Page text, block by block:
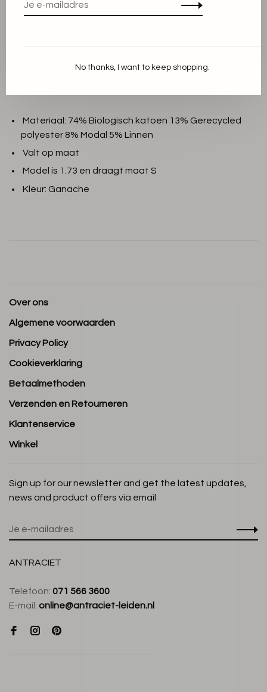
THIS PRODUCT IS AVAILABLE IN THE
Materiaal: 74% Biologisch katoen 13% Gerecycled
polyester 8% Modal 5% Linnen
Valt op maat
Model is 1.73 en draagt maat S
Kleur: Ganache
Over ons
Algemene voorwaarden
Privacy Policy
Cookieverklaring
Betaalmethoden
Verzenden en Retourneren
Klantenservice
Winkel
Sign up for our newsletter and get the latest updates,
news and product offers via email
ANTRACIET
Telefoon: 071 566 3600
E-mail: online@antraciet-leiden.nl
No thanks, I want to keep shopping.